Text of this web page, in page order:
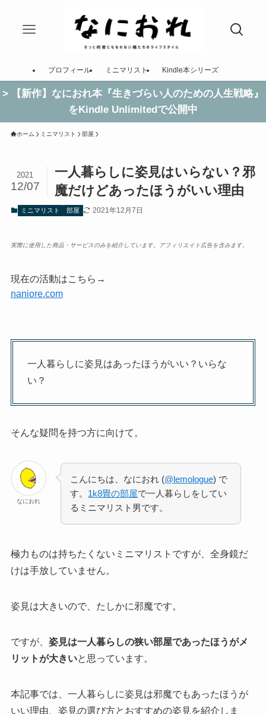
プロフィール ミニマリスト Kindle本シリーズ
> 【新作】なにおれ本『生きづらい人のための人生戦略』
をKindle Unlimitedで公開中
ホーム ミニマリスト 部屋
一人暮らしに姿見はいらない？邪
魔だけどあったほうがいい理由
2021
12/07
ミニマリスト 部屋 2021年12月7日
実際に使用した商品・サービスのみを紹介しています。アフィリエイト広告を含みます。
現在の活動はこちら→
naniore.com
一人暮らしに姿見はあったほうがいい？いらな
い？
そんな疑問を持つ方に向けて。
なにおれ
こんにちは、なにおれ (@lemologue) で
す。 1k8畳の部屋で一人暮らしをしてい
るミニマリスト男です。
極力ものは持ちたくないミニマリストですが、全身鏡だ
けは手放していません。
姿見は大きいので、たしかに邪魔です。
ですが、 姿見は一人暮らしの狭い部屋であったほうがメ
リットが大きいと思っています。
本記事では、一人暮らしに姿見は邪魔でもあったほうが
いい理由、姿見の選び方とおすすめの姿見を紹介しま